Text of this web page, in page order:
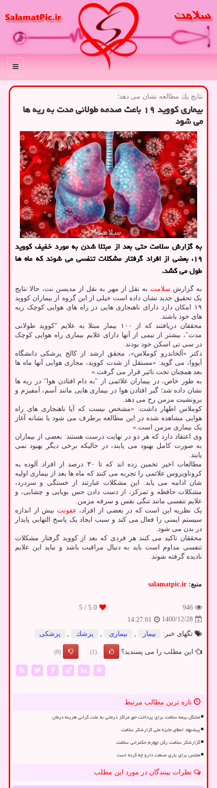
منو
نتایج یك مطالعه نشان می دهد؛
بیماری کووید ۱۹ باعث صدمه طولانی مدت به ریه ها
می شود
به گزارش سلامت حتی بعد از مبتلا شدن به مورد خفیف کووید
۱۹، بعضی از افراد گرفتار مشکلات تنفسی می شوند که ماه ها
طول می کشد.
به گزارش سلامت به نقل از مهر به نقل از مدیسن نت، حالا نتایج
یک تحقیق جدید نشان داده است خیلی از این گروه از بیماران کووید
۱۹ امکان دارد دارای ناهنجاری هایی در راه های هوایی کوچک ریه
های خود باشند.
محققان دریافتند که از ۱۰۰ بیمار مبتلا به علایم "کووید طولانی
مدت"، بیشتر از نیمی از آنها دارای علایم بیماری راه هوایی کوچک
در سی تی اسکن خود بودند.
دکتر «آلخاندرو کوملاس»، محقق ارشد از کالج پزشکی دانشگاه
آیووا، می گوید: «مستقل از شدت کووید، مجاری هوایی آنها ماه ها
بعد همچنان تحت تاثیر قرار می گرفت.»
به طور خاص، در بیماران علائمی از "به دام افتادن هوا" در ریه ها
نشان داده شد؛ گیر افتادن هوا در بیماری هایی مانند آسم، آمفیزم و
برونشیت مزمن رخ می دهد.
کوملاس اظهار داشت: «مشخص نیست که آیا ناهنجاری های راه
هوایی مشاهده شده در این مطالعه برطرف می شود یا نشانه آغاز
یک بیماری مزمن است.»
وی اعتقاد دارد که هر دو در نهایت درست هستند: بعضی از بیماران
به صورت کامل بهبود می یابند، در حالیکه برخی دیگر بهبود نمی
یابند.
مطالعات اخیر تخمین زده اند که تا ۳۰ درصد از افراد آلوده به
کروناویروس علائمی را تجربه می کنند که ماه ها بعد از بیماری اولیه
شان ادامه می یابد. این مشکلات عبارتند از خستگی و سردرد،
مشکلات حافظه و تمرکز، از دست دادن حس بویایی و چشایی، و
علایم تنفسی مانند تنگی نفس و سرفه مزمن.
یک نظریه این است که در بعضی از افراد، عفونت بیش از اندازه
سیستم ایمنی را فعال می کند و سبب ایجاد یک پاسخ التهابی پایدار
در بدن می شود.
محققان تاکید می کنند هر فردی که بعد از کووید گرفتار مشکلات
تنفسی مداوم است باید به دنبال مراقبت باشد و نباید این علایم
نادیده گرفته شوند.
منبع: salamatpic.ir
946
5.0
/ 5
1400/12/28
14:27:01
تگهای خبر:
بیمار , بیماری , پزشك , پزشكی
این مطلب را می پسندید؟ (1)
(0)
تازه ترین مطالب مرتبط
مشکل بیمه سلامت برای پرداخت حق مراکز درمانی به علت گرانی هزینه درمان
پیشنهاد اعطای جایزه ملی گزارشگر سلامت
گزارشگر سلامت رکن چهارم حکمرانی سلامت
مجلس برای یاری صنعت دارو چه کرده است
نظرات بینندگان در مورد این مطلب